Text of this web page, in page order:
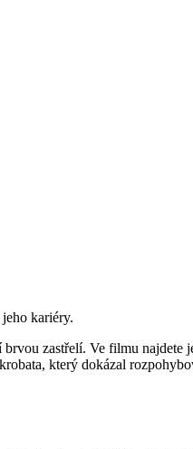
kariéry.
zastřelí. Ve filmu
který dokázal